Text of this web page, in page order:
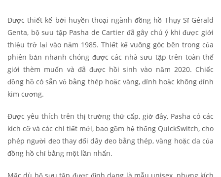
Được thiết kế bởi huyền thoại ngành đồng hồ Thụy Sĩ Gérald
Genta, bộ sưu tập Pasha de Cartier đã gây chú ý khi được giới
thiệu trở lại vào năm 1985. Thiết kế vuông góc bên trong của
phiên bản nhanh chóng được các nhà sưu tập trên toàn thế
giới thèm muốn và đã được hồi sinh vào năm 2020. Chiếc
đồng hồ có sẵn vỏ bằng thép hoặc vàng, đính hoặc không đính
kim cương.
Được yêu thích trên thị trường thứ cấp, giờ đây, Pasha có các
kích cỡ và các chi tiết mới, bao gồm hệ thống QuickSwitch, cho
phép người đeo thay đổi dây đeo bằng thép, vàng hoặc da của
đồng hồ chỉ bằng một lần nhấn.